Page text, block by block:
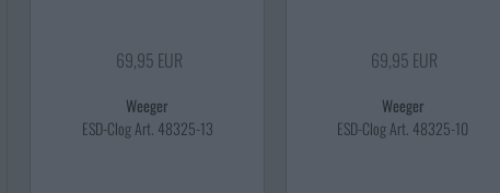
69,95 EUR
Weeger
ESD-Clog Art. 48325-13
69,95 EUR
Weeger
ESD-Clog Art. 48325-10